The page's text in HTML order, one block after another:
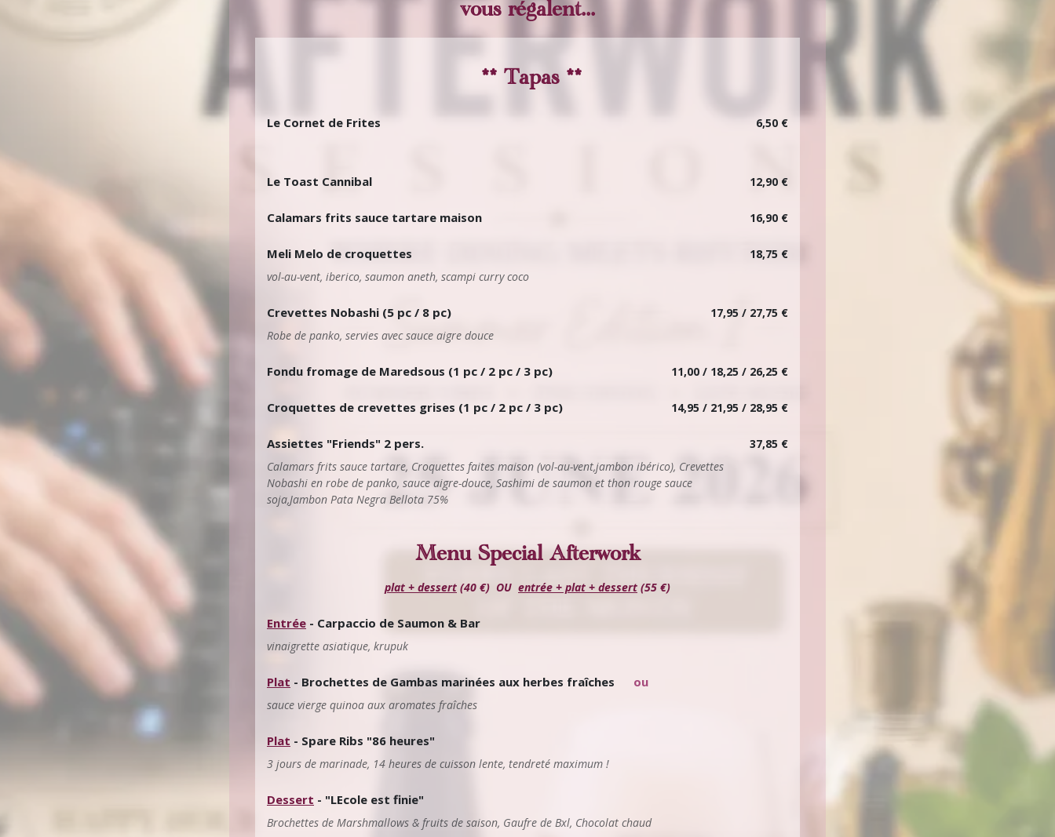
vous régalent...
** Tapas **
Le Cornet de Frites 6,50 €
Le Toast Cannibal 12,90 €
Calamars frits sauce tartare maison 16,90 €
Meli Melo de croquettes
18,75 €
vol-au-vent, iberico, saumon aneth, scampi curry coco
Crevettes Nobashi (5 pc / 8 pc)
17,95 / 27,75 €
Robe de panko, servies avec sauce aigre douce
Fondu fromage de Maredsous (1 pc / 2 pc / 3 pc) 11,00 / 18,25 / 26,25 €
Croquettes de crevettes grises (1 pc / 2 pc / 3 pc) 14,95 / 21,95 / 28,95 €
Assiettes "Friends" 2 pers.
37,85 €
Calamars frits sauce tartare, Croquettes faites maison (vol-au-vent,jambon ibérico), Crevettes
Nobashi en robe de panko, sauce aigre-douce, Sashimi de saumon et thon rouge sauce
soja,Jambon Pata Negra Bellota 75%
Menu Special Afterwork
plat + dessert (40 €) OU entrée + plat + dessert (55 €)
Entrée - Carpaccio de Saumon & Bar
vinaigrette asiatique, krupuk
Plat - Brochettes de Gambas marinées aux herbes fraîches ou
sauce vierge quinoa aux aromates fraîches
Plat - Spare Ribs "86 heures"
3 jours de marinade, 14 heures de cuisson lente, tendreté maximum !
Dessert - "LEcole est finie"
Brochettes de Marshmallows & fruits de saison, Gaufre de Bxl, Chocolat chaud